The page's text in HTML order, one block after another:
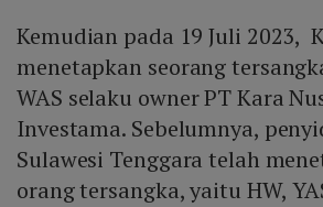
Kemudian pada 19 Juli 2023,
menetapkan seorang
WAS selaku owner PT Kara
Investama. Sebelumnya,
Sulawesi Tenggara telah
orang tersangka, yaitu HW,